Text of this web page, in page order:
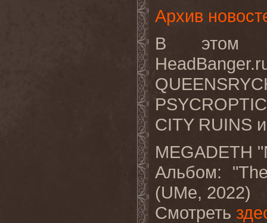
Архив
В этом
CITY RUINS
MEGADETH
Альбом:
(UMe, 2022)
Смотреть